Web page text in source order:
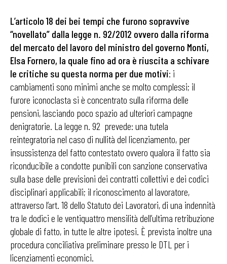
L’articolo 18 dei bei tempi che furono sopravvive
“novellato” dalla legge n. 92/2012 ovvero dalla riforma
del mercato del lavoro del ministro del governo Monti,
Elsa Fornero, la quale fino ad ora è riuscita a schivare
le critiche su questa norma per due motivi: i
cambiamenti sono minimi anche se molto complessi; il
furore iconoclasta si è concentrato sulla riforma delle
pensioni, lasciando poco spazio ad ulteriori campagne
denigratorie. La legge n. 92 prevede: una tutela
reintegratoria nel caso di nullità del licenziamento, per
insussistenza del fatto contestato ovvero qualora il fatto sia
riconducibile a condotte punibili con sanzione conservativa
sulla base delle previsioni dei contratti collettivi e dei codici
disciplinari applicabili; il riconoscimento al lavoratore,
attraverso l’art. 18 dello Statuto dei Lavoratori, di una indennità
tra le dodici e le ventiquattro mensilità dell’ultima retribuzione
globale di fatto, in tutte le altre ipotesi. È prevista inoltre una
procedura conciliativa preliminare presso le DTL per i
licenziamenti economici.